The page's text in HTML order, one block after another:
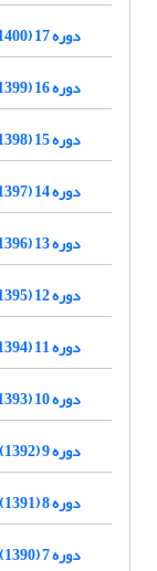
دوره 17 (1400)
دوره 16 (1399)
دوره 15 (1398)
دوره 14 (1397)
دوره 13 (1396)
دوره 12 (1395)
دوره 11 (1394)
دوره 10 (1393)
دوره 9 (1392)
دوره 8 (1391)
دوره 7 (1390)